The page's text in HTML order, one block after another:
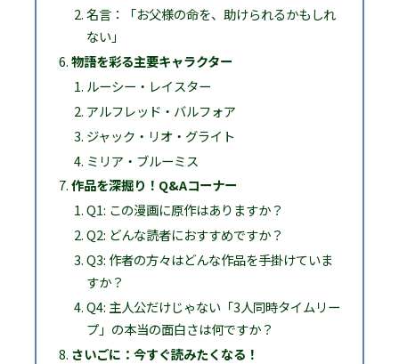
名言：「お父様の命を、助けられるかもしれ
ない」
物語を彩る主要キャラクター
ルーシー・レイスター
アルフレッド・バルフォア
ジャック・リオ・グライト
ミリア・ブルーミス
作品を深掘り！Q&Aコーナー
Q1: この漫画に原作はありますか？
Q2: どんな読者におすすめですか？
Q3: 作者の方々はどんな作品を手掛けていま
すか？
Q4: 主人公だけじゃない「3人同時タイムリー
プ」の本当の面白さは何ですか？
さいごに：今すぐ読みたくなる！